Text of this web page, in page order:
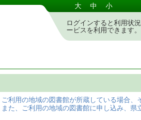
大 中 小
ログインすると利用状
ービスを利用できます。
ご利用の地域の図書館が所蔵している場合、
また、ご利用の地域の図書館に申し込み、県